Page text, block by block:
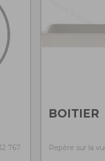
767
BOITIER
Repère sur la